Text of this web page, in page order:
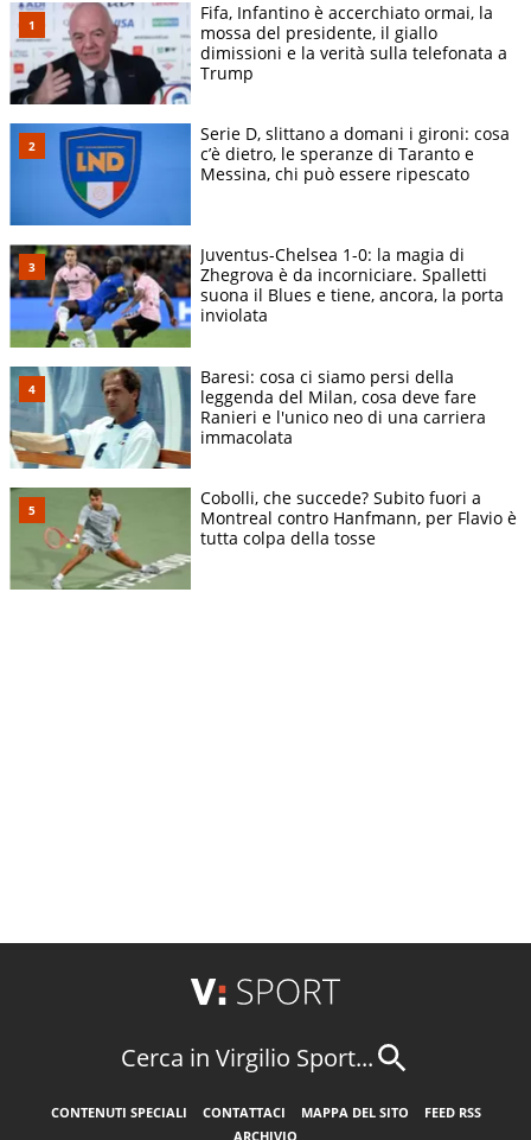
Fifa, Infantino è accerchiato ormai, la
mossa del presidente, il giallo
dimissioni e la verità sulla telefonata a
Trump
Serie D, slittano a domani i gironi: cosa
c’è dietro, le speranze di Taranto e
Messina, chi può essere ripescato
Juventus-Chelsea 1-0: la magia di
Zhegrova è da incorniciare. Spalletti
suona il Blues e tiene, ancora, la porta
inviolata
Baresi: cosa ci siamo persi della
leggenda del Milan, cosa deve fare
Ranieri e l'unico neo di una carriera
immacolata
Cobolli, che succede? Subito fuori a
Montreal contro Hanfmann, per Flavio è
tutta colpa della tosse
Cerca in Virgilio Sport...
CONTENUTI SPECIALI CONTATTACI MAPPA DEL SITO
FEED RSS
ARCHIVIO